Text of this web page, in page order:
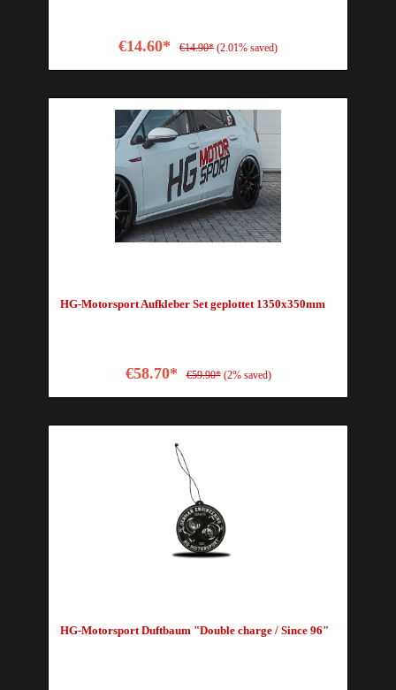
€14.60* €14.90* (2.01% saved)
HG-Motorsport Aufkleber Set geplottet 1350x350mm
€58.70* €59.90* (2% saved)
HG-Motorsport Duftbaum "Double charge / Since 96"